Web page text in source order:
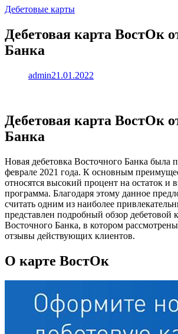
Дебетовые карты
Дебетовая карта ВостОк
Банка
admin21.01.2022
Дебетовая карта ВостОк
Банка
Новая дебетовка Восточного Банка была
феврале 2021 года. К основным
относятся высокий процент на остаток и
программа. Благодаря этому данное
считать одним из наиболее
представлен подробный обзор дебетовой
Восточного Банка, в котором
отзывы действующих клиентов.
О карте ВостОк